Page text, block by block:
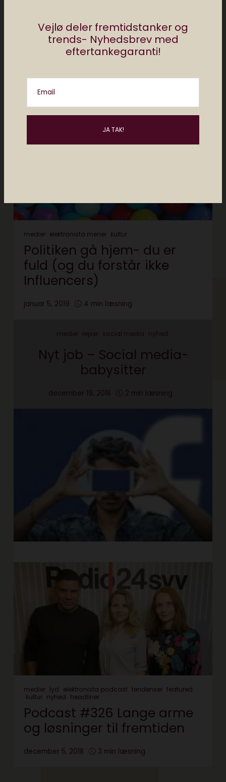
Vejlø deler fremtidstanker og
trends- Nyhedsbrev med
eftertankegaranti!
Email
medier tendenser appbefalinger featured kultur
headliner
Digitale magasiner i
januar 11, 2019
medier elektronista mener kultur
Politiken gå hjem- du er
fuld (og du forstår ikke
Influencers)
januar 5, 2019 4 min læsning
medier rejser social media nyhed
Nyt job – Social media-
babysitter
december 19, 2018 2 min læsning
medier lyd elektronista podcast tendenser featured
kultur nyhed headliner
Podcast #326 Lange arme
og løsninger til fremtiden
december 5, 2018 3 min læsning